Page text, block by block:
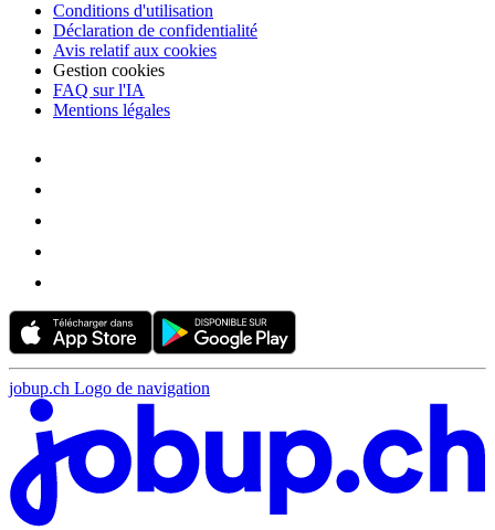
Conditions d'utilisation
Déclaration de confidentialité
Avis relatif aux cookies
Gestion cookies
FAQ sur l'IA
Mentions légales
jobup.ch Logo de navigation